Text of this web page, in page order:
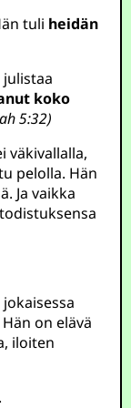
tuli heidän
julistaa
koko
5:32)
väkivallalla,
pelolla. Hän
Ja vaikka
on elävä
iloiten
.